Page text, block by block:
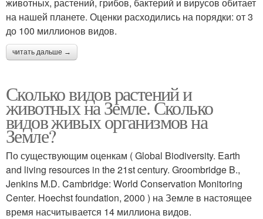
на нашей планете. Оценки расходились на порядки: от 3
до 100 миллионов видов.
читать дальше →
Сколько видов растений и
животных на Земле. Сколько
видов живых организмов на
Земле?
По существующим оценкам ( Global Biodiversity. Earth
and living resources in the 21st century. Groombridge B.,
Jenkins M.D. Cambridge: World Conservation Monitoring
Center. Hoechst foundation, 2000 ) на Земле в настоящее
время насчитывается 14 миллиона видов.